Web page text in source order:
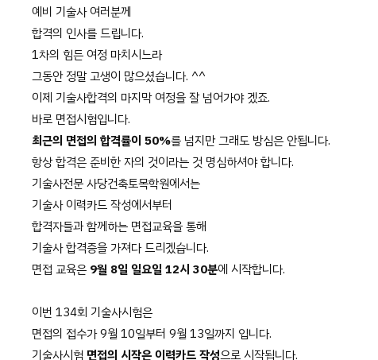
예비 기술사 여러분께
합격의 인사를 드립니다.
1차의 힘든 여정 마치시느라
그동안 정말 고생이 많으셨습니다. ^^
이제 기술사합격의 마지막 여정을 잘 넘어가야 겠죠.
바로 면접시험입니다.
최근의 면접의 합격률이 50%를 넘지만 그래도 방심은 안됩니다.
항상 합격은 준비한 자의 것이라는 것 명심하셔야 합니다.
기술사전문 사당건축토목학원에서는
기술사 이력카드 작성에서부터
합격자들과 함께하는 면접교육을 통해
기술사 합격증을 가져다 드리겠습니다.
면접 교육은 9월 8일 일요일 12시 30분​에 시작합니다.
이번 134회 기술사시험은
면접의 접수가 9월 10일부터 9월 13일까지 입니다.
기술사시험 면접의 시작은 이력카드 작성으로 시작됩니다.